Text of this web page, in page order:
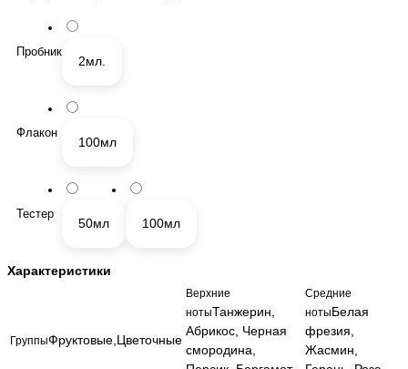
Пробник
2мл.
Флакон
100мл
Тестер
50мл 100мл
Характеристики
ГруппыФруктовые,Цветочные
Верхние
нотыТанжерин,
Абрикос, Черная
смородина,
Средние
нотыБелая
фрезия,
Жасмин,